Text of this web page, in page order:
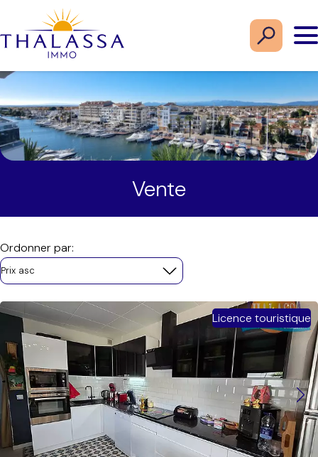
Vente
Ordonner par:
Prix asc
Licence touristique